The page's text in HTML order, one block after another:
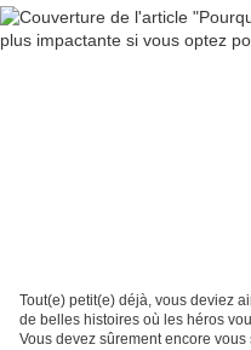
Tout(e) petit(e) déjà, vous deviez
de belles histoires où les héros
Vous devez sûrement encore